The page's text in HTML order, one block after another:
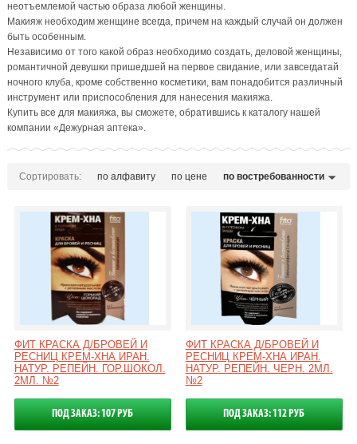
неотъемлемой частью образа любой женщины.
Макияж необходим женщине всегда, причем на каждый случай он должен
быть особенным.
Независимо от того какой образ необходимо создать, деловой женщины,
романтичной девушки пришедшей на первое свидание, или завсегдатай
ночного клуба, кроме собственно косметики, вам понадобится различный
инструмент или приспособления для нанесения макияжа.
Купить все для макияжа, вы сможете, обратившись к каталогу нашей
компании «Дежурная аптека».
Сортировать: по алфавиту по цене по востребованности
ФИТ КРАСКА Д/БРОВЕЙ И
РЕСНИЦ КРЕМ-ХНА ИРАН.
НАТУР. РЕПЕЙН. ГОР.ШОКОЛ.
2МЛ. №2
ПОД ЗАКАЗ: 107 РУБ
ФИТ КРАСКА Д/БРОВЕЙ И
РЕСНИЦ КРЕМ-ХНА ИРАН.
НАТУР. РЕПЕЙН. ЧЕРН. 2МЛ.
№2
ПОД ЗАКАЗ: 112 РУБ